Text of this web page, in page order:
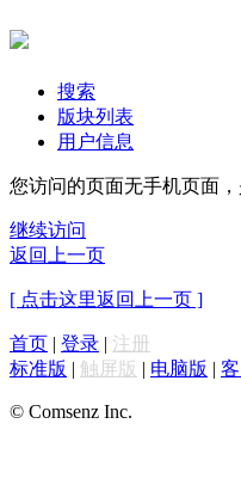
搜索
版块列表
用户信息
您访问的页面无手机页面
继续访问
返回上一页
[ 点击这里返回上一页 ]
首页 | 登录 | 注册
标准版 | 触屏版 | 电脑版 |
© Comsenz Inc.